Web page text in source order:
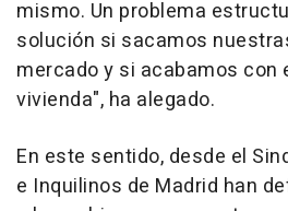
mismo. Un problema
solución si sacamos
mercado y si acabamos con
vivienda", ha alegado.
En este sentido, desde el
e Inquilinos de Madrid han